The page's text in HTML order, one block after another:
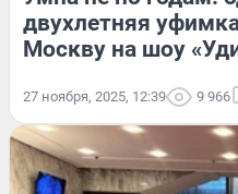
двухлетняя
Москву на шоу
27 ноября, 2025, 12:39 9 966